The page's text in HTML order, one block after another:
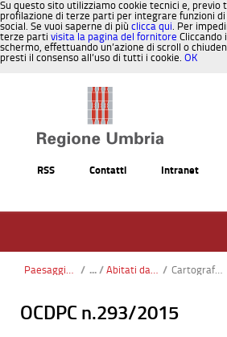
Su questo sito utilizziamo cookie tecnici e, previo
profilazione di terze parti per integrare funzioni
social. Se vuoi saperne di più clicca qui. Per
terze parti visita la pagina del fornitore Cliccando
schermo, effettuando un’azione di scroll o
presti il consenso all’uso di tutti i cookie. OK
RSS Contatti Intranet
Paesaggio, Territorio, Urbanistica / Abitati da consolidare / Cartografia Perugia
OCDPC n.293/2015